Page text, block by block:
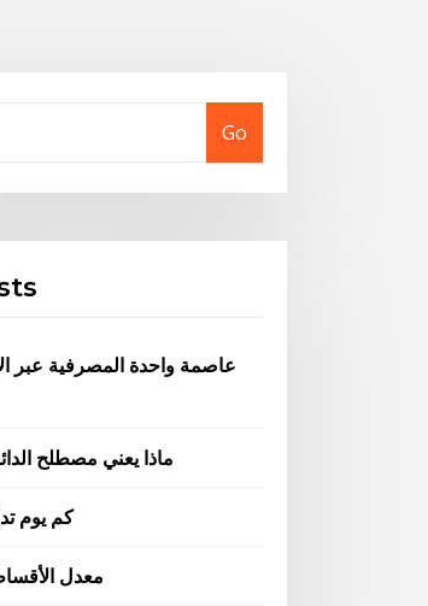
Go
عاصمة واحدة المصرفية عبر
ماذا يعني مصطلح
كم يوم
معدل